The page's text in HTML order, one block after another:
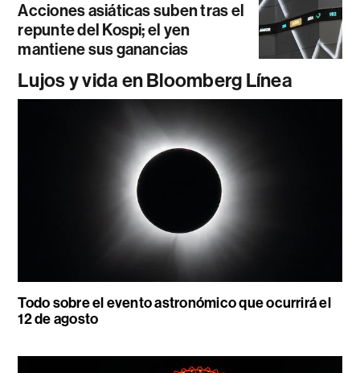
Acciones asiáticas suben tras el
repunte del Kospi; el yen
mantiene sus ganancias
Lujos y vida en Bloomberg Línea
Todo sobre el evento astronómico que ocurrirá el
12 de agosto